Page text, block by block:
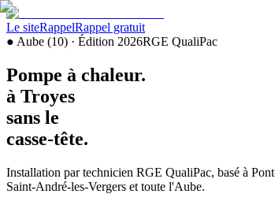
Le siteRappelRappel gratuit
● Aube (10) · Édition 2026RGE QualiPac
Pompe à chaleur.
à Troyes
sans le
casse-tête.
Installation par technicien RGE QualiPac, basé à
Saint-André-les-Vergers et toute l'Aube.